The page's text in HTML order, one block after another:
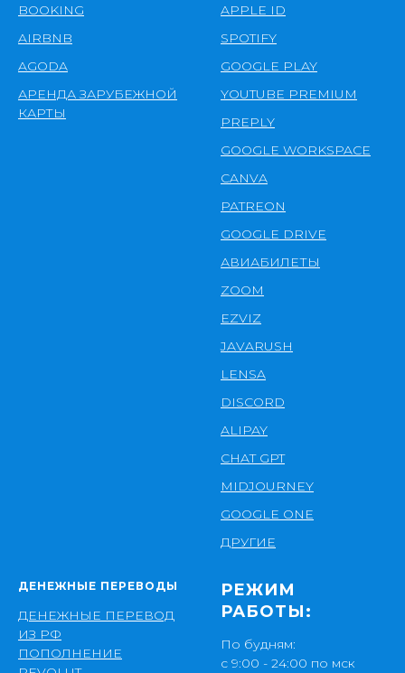
BOOKING
AIRBNB
AGODA
АРЕНДА ЗАРУБЕЖНОЙ
КАРТЫ
APPLE ID
SPOTIFY
GOOGLE PLAY
YOUTUBE PREMIUM
PREPLY
GOOGLE WORKSPACE
CANVA
PATREON
GOOGLE DRIVE
АВИАБИЛЕТЫ
ZOOM
EZVIZ
JAVARUSH
LENSA
DISCORD
ALIPAY
CHAT GPT
MIDJOURNEY
GOOGLE ONE
ДРУГИЕ
ДЕНЕЖНЫЕ ПЕРЕВОДЫ
ДЕНЕЖНЫЕ ПЕРЕВОД
ИЗ РФ
ПОПОЛНЕНИЕ
РЕЖИМ
РАБОТЫ:
По будням:
с 9:00 - 24:00 по мск